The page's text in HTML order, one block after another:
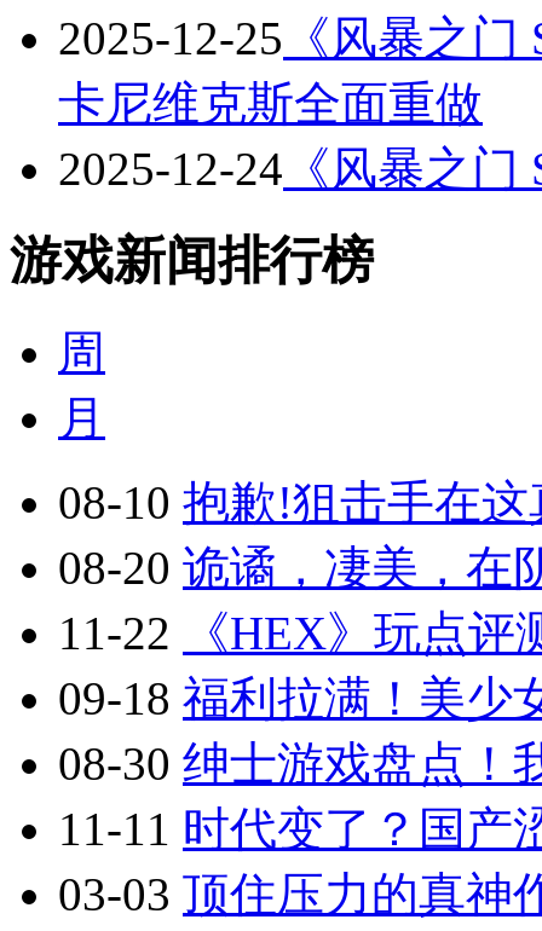
2025-12-25 《风暴之
卡尼维克斯全面重做
2025-12-24 《风暴之
游戏新闻排行榜
周
月
08-10 抱歉!狙击手在
08-20 诡谲，凄美，在
11-22
《HEX》玩点
09-18 福利拉满！美少
08-30 绅士游戏盘点！
11-11 时代变了？国产
03-03 顶住压力的真神